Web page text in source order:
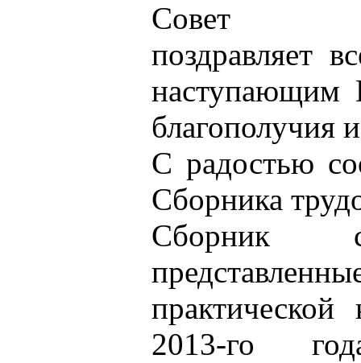
Совет
поздравляет
наступающим
благополучия
С радостью
Сборника
Сборник
2013-го